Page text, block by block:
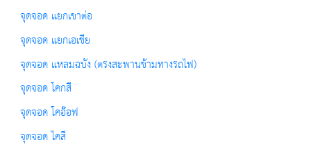
จุดจอด แยกเขาต่อ
จุดจอด แยกเอเชีย
จุดจอด แหลมฉบัง (ตรงสะพานข้ามทางรถไฟ)
จุดจอด โคกสี
จุดจอด โคอ๊อฟ
จุดจอด ไคสี